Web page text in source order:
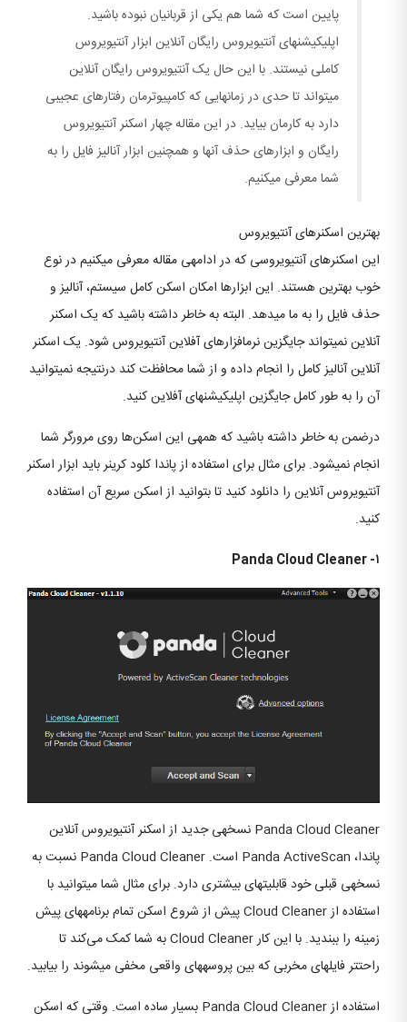
پایین است که شما هم یکی از قربانیان نبوده باشید.
اپلیکیشن‎های آنتی‎ویروس رایگان آنلاین ابزار آنتی‎ویروس
کاملی نیستند. با این حال یک آنتی‎ویروس رایگان آنلاین
می‎تواند تا حدی در زمان‎هایی که کامپیوترمان رفتارهای عجیبی
دارد به کارمان بیاید. در این مقاله چهار اسکنر آنتی‎ویروس
رایگان و ابزارهای حذف آن‎ها و همچنین ابزار آنالیز فایل را به
شما معرفی می‎کنیم.
بهترین اسکنرهای آنتی‎ویروس
این اسکنرهای آنتی‎ویروسی که در ادامه‎ی مقاله معرفی می‎کنیم در نوع
خوب بهترین هستند. این ابزارها امکان اسکن کامل سیستم، آنالیز و
حذف فایل را به ما می‎دهد. البته به خاطر داشته باشید که یک اسکنر
آنلاین نمی‎تواند جایگزین نرم‎افزارهای آفلاین آنتی‎ویروس شود. یک اسکنر
آنلاین آنالیز کامل را انجام داده و از شما محافظت کند درنتیجه نمی‎توانید
آن را به طور کامل جایگزین اپلیکیشن‎های آفلاین کنید.
درضمن به خاطر داشته باشید که همه‎ی این اسکن‌ها روی مرورگر شما
انجام نمی‎شود. برای مثال برای استفاده از پاندا کلود کرینر باید ابزار اسکنر
آنتی‎ویروس آنلاین را دانلود کنید تا بتوانید از اسکن سریع آن استفاده
کنید.
۱- Panda Cloud Cleaner
Panda Cloud Cleaner نسخه‎ی جدید از اسکنر آنتی‎ویروس آنلاین
پاندا، Panda ActiveScan است. Panda Cloud Cleaner نسبت به
نسخه‎ی قبلی خود قابلیت‎های بیشتری دارد. برای مثال شما می‎توانید با
استفاده از Cloud Cleaner پیش از شروع اسکن تمام برنامه‎های پیش
زمینه را ببندید. با این کار Cloud Cleaner به شما کمک می‌کند تا
راحت‎تر فایل‎های مخربی که بین پروسه‎های واقعی مخفی می‎شوند را بیابید.
استفاده از Panda Cloud Cleaner بسیار ساده است. وقتی که اسکن